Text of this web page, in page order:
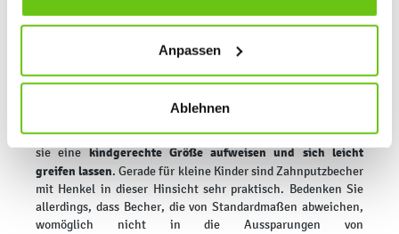
Daten verarbeitet, die für den Besuch unserer Website
jederzeit ändern, indem Sie auf die Schaltfläche unten
links klicken. Weitere Informationen zur Datennutzung
Anpassen
Ablehnen
So wählen Sie den passenden
Zahnputzbecher für Kindergarten
Zahnputzbecher für Kindergärten und Kindertagesstätten
müssen speziellen Anforderungen genügen. Wichtig ist, dass
sie einekindgerechte Größe aufweisen und sich leicht
greifen lassen. Gerade für kleine Kinder sind Zahnputzbecher
mit Henkel in dieser Hinsicht sehr praktisch. Bedenken Sie
allerdings, dass Becher, die von Standardmaßen abweichen,
womöglich nicht in die Aussparungen von